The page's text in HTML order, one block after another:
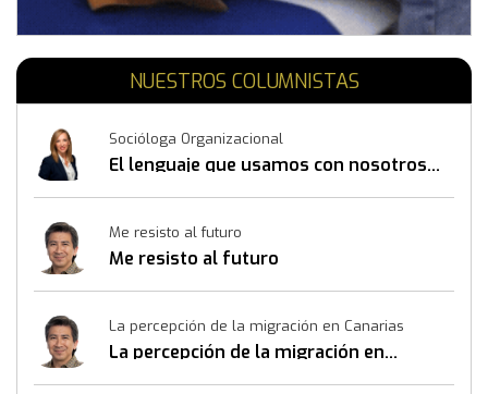
NUESTROS COLUMNISTAS
Socióloga Organizacional
El lenguaje que usamos con nosotros
Me resisto al futuro
Me resisto al futuro
La percepción de la migración en Canarias
La percepción de la migración en